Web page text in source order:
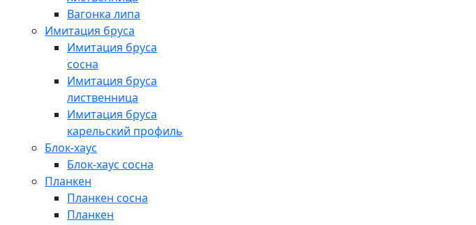
Вагонка липа
Имитация бруса
Имитация бруса
сосна
Имитация бруса
лиственница
Имитация бруса
карельский профиль
Блок-хаус
Блок-хаус сосна
Планкен
Планкен сосна
Планкен